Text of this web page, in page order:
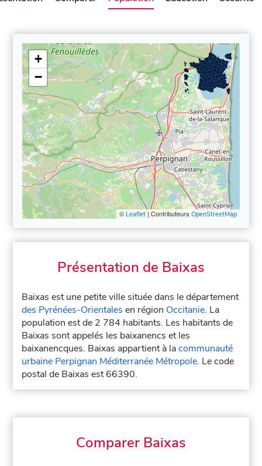
+
−
© Leaflet| Contributeurs OpenStreetMap
Présentation de Baixas
Baixas est une petite ville située dans le département
des Pyrénées-Orientales en région Occitanie. La
population est de 2 784 habitants. Les habitants de
Baixas sont appelés les baixanencs et les
baixanencques. Baixas appartient à lacommunauté
urbaine Perpignan Méditerranée Métropole. Le code
postal de Baixas est 66390.
Comparer Baixas